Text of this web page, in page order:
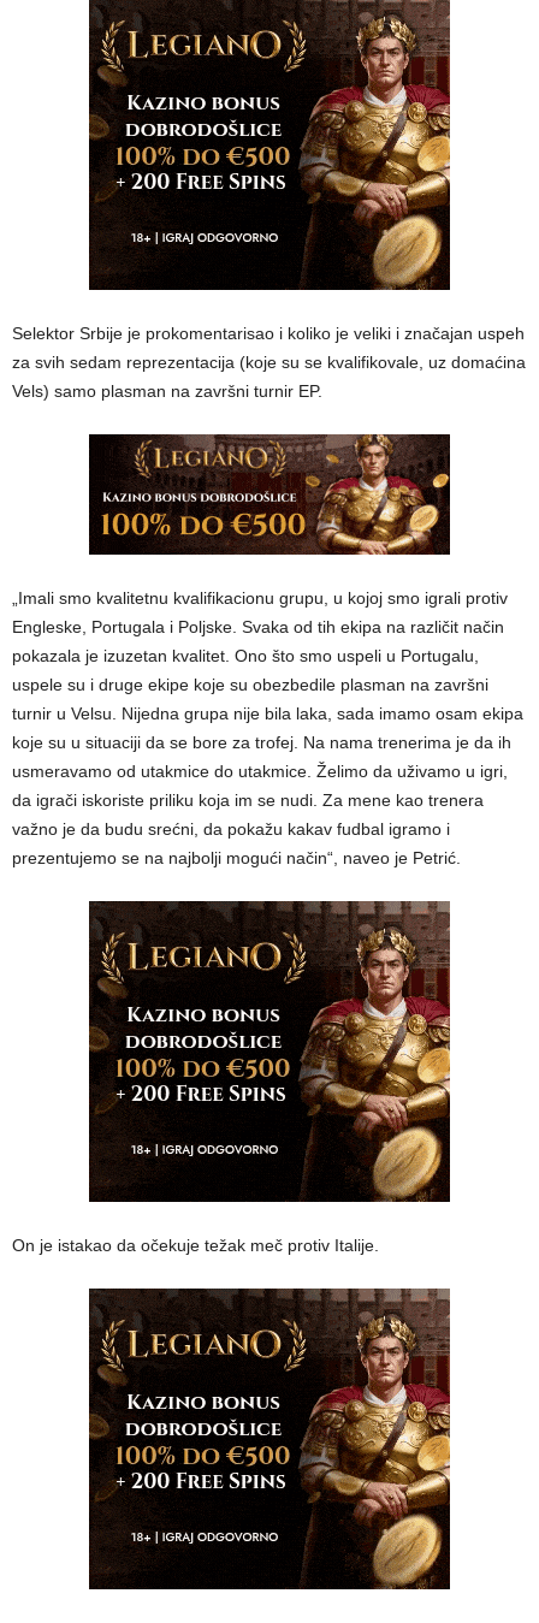
Selektor Srbije je prokomentarisao i koliko je veliki i značajan uspeh
za svih sedam reprezentacija (koje su se kvalifikovale, uz domaćina
Vels) samo plasman na završni turnir EP.
„Imali smo kvalitetnu kvalifikacionu grupu, u kojoj smo igrali protiv
Engleske, Portugala i Poljske. Svaka od tih ekipa na različit način
pokazala je izuzetan kvalitet. Ono što smo uspeli u Portugalu,
uspele su i druge ekipe koje su obezbedile plasman na završni
turnir u Velsu. Nijedna grupa nije bila laka, sada imamo osam ekipa
koje su u situaciji da se bore za trofej. Na nama trenerima je da ih
usmeravamo od utakmice do utakmice. Želimo da uživamo u igri,
da igrači iskoriste priliku koja im se nudi. Za mene kao trenera
važno je da budu srećni, da pokažu kakav fudbal igramo i
prezentujemo se na najbolji mogući način“, naveo je Petrić.
On je istakao da očekuje težak meč protiv Italije.